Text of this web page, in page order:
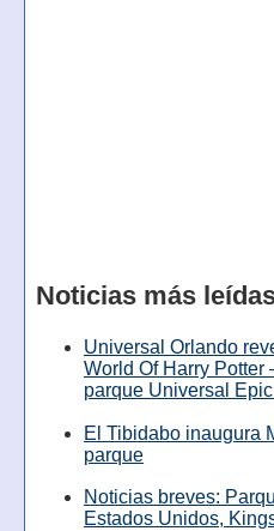
Noticias más
Universal Orlando
World Of Harry Potter
parque Universal
El Tibidabo inaugura
parque
Noticias breves:
Estados Unidos,